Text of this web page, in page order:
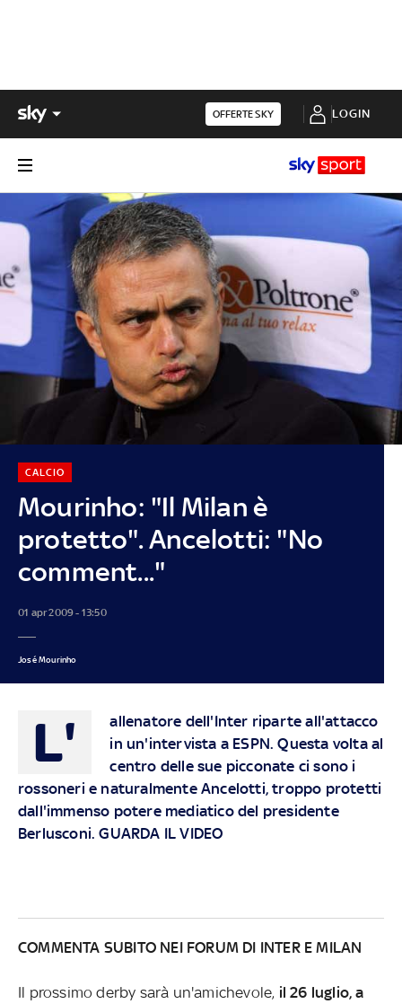
OFFERTE SKY LOGIN
Mourinho: "Il Milan è
protetto". Ancelotti: "No
comment..."
CALCIO
01 apr 2009 - 13:50
José Mourinho
L'
allenatore dell'Inter riparte all'attacco
in un'intervista a ESPN. Questa volta al
centro delle sue picconate ci sono i
rossoneri e naturalmente Ancelotti, troppo protetti
dall'immenso potere mediatico del presidente
Berlusconi. GUARDA IL VIDEO
COMMENTA SUBITO NEI FORUM DI INTEREMILAN
Il prossimo derby sarà un'amichevole, il 26 luglio, a